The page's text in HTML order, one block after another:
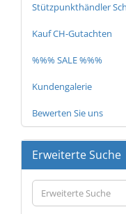
Stützpunkthändler
Kauf CH-Gutachten
%%% SALE %%%
Kundengalerie
Bewerten Sie uns
Erweiterte Suche
Erweiterte
Suche